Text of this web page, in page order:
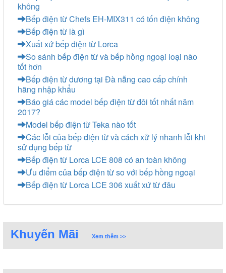
không
Bếp điện từ Chefs EH-MIX311 có tốn điện không
Bếp điện từ là gì
Xuất xứ bếp điện từ Lorca
So sánh bếp điện từ và bếp hồng ngoại loại nào
tốt hơn
Bếp điện từ dương tại Đà nẵng cao cấp chính
hãng nhập khẩu
Báo giá các model bếp điện từ đôi tốt nhất năm
2017?
Model bếp điện từ Teka nào tốt
Các lỗi của bếp điện từ và cách xử lý nhanh lỗi khi
sử dụng bếp từ
Bếp điện từ Lorca LCE 808 có an toàn không
Ưu điểm của bếp điện từ so với bếp hồng ngoại
Bếp điện từ Lorca LCE 306 xuất xứ từ đâu
Khuyến Mãi Xem thêm >>